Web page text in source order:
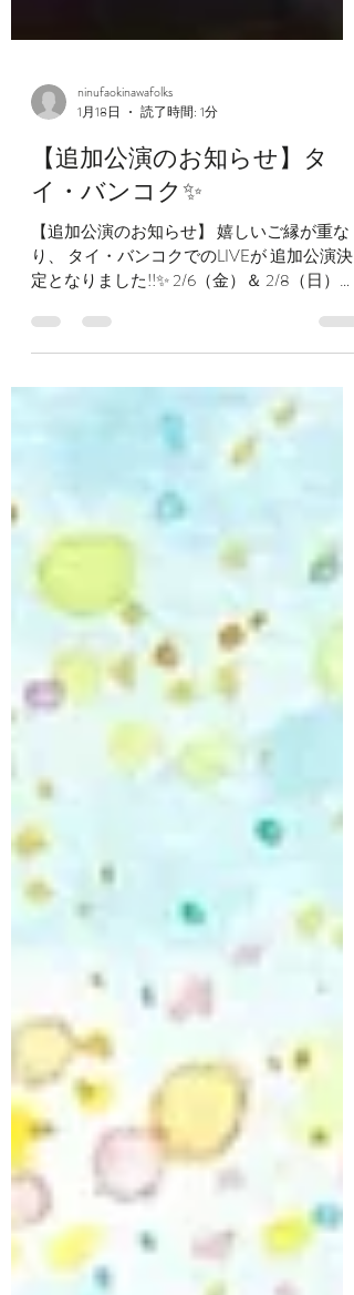
ninufaokinawafolks
1月18日
読了時間: 1分
【追加公演のお知らせ】タ
イ・バンコク✨
り、 タイ・バンコクでのLIVEが 追加公演決
定となりました!!✨ 2/6（金）＆ 2/8（日）の
んの沖縄民謡への深い想いに触れ、 バンコ
クの夜、伝統的な琉装に身を包み唄わせてい
ただきます✨ タイの地で、 沖縄の唄と三線
の音色をお届けできることに 心より感謝を
込めて…🙏✨ ⸻ 「桜庭歩 ライブ in
BANGKOK」 ー沖縄民謡酒場ー 二日間の公
演です✨ ♦︎日時 2月6日（金)＆2月8日(日)
20:00 開演 ♦︎場所 泡盛と沖縄料理の店 ワッ
ターヤ （Wattaya Awamori & Okinawa Cuisine）
スクムビット ソイ169 02-711-0536
facebook.com/kinjo.okinawa ライブチャージ：
300バーツ ⸻ Additional Live Show in
Bangkok, Thailand I’m happy to share that an
additional live perfo